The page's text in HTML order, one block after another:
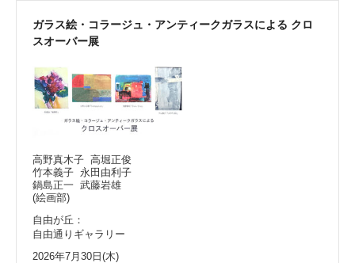
ガラス絵・コラージュ・アンティークガラスによる クロ
スオーバー展
高野真木子 高堀正俊
竹本義子 永田由利子
鍋島正一 武藤岩雄
(絵画部)
自由が丘：
自由通りギャラリー
2026年7月30日(木)